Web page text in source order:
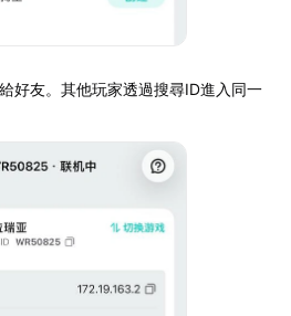
好友。其他玩家透過搜尋ID進入同一